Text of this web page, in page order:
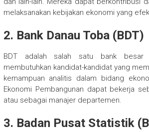
melaksanakan kebijakan ekonomi yang
2. Bank Danau Toba (BDT)
BDT adalah salah satu bank besar
membutuhkan kandidat-kandidat yang
kemampuan analitis dalam bidang
Ekonomi Pembangunan dapat bekerja
atau sebagai manajer departemen.
3. Badan Pusat Statistik